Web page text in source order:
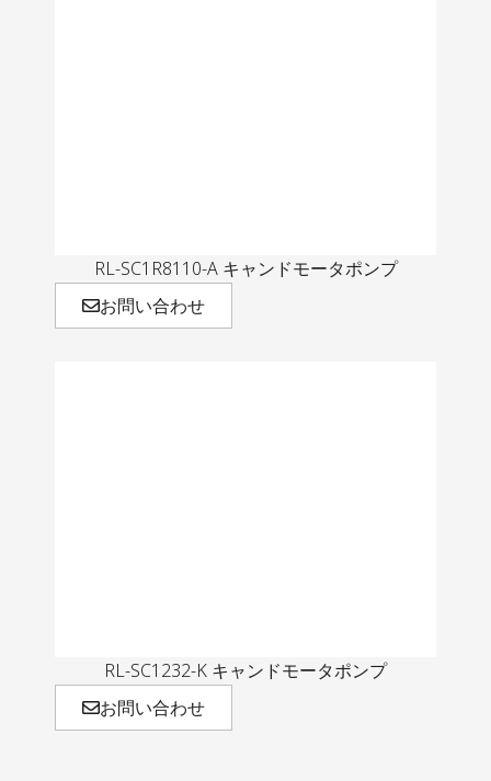
RL-SC1R8110-A キャンドモータポンプ
お問い合わせ
RL-SC1232-K キャンドモータポンプ
お問い合わせ